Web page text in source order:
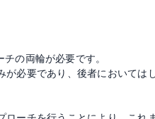
の両輪が必要です。
必要であり、後者においては